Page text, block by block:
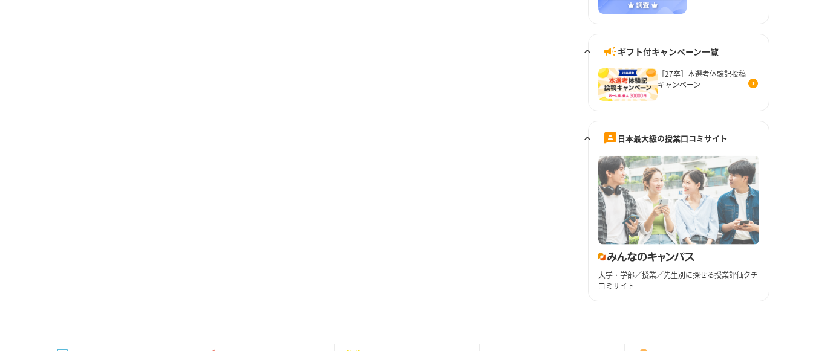
ギフト付キャンペーン一覧
［27卒］本選考体験記投稿
キャンペーン
日本最大級の授業口コミサイト
大学・学部／授業／先生別に探せる授業評価クチ
コミサイト